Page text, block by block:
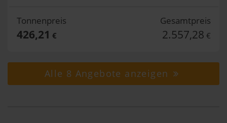
Tonnenpreis
426,21 €
Gesamtpreis
2.557,28 €
Alle 8 Angebote anzeigen